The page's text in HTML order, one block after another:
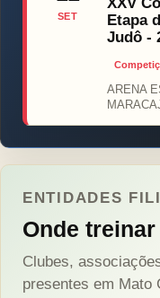
SET
Etapa
Judô -
ARENA
ENTIDADES
Onde treinar
Clubes,
presentes em Mato